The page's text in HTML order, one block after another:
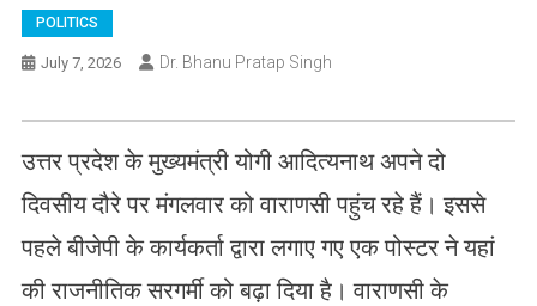
POLITICS
July 7, 2026 Dr. Bhanu Pratap Singh
उत्तर प्रदेश के मुख्यमंत्री योगी आदित्यनाथ अपने दो
दिवसीय दौरे पर मंगलवार को वाराणसी पहुंच रहे हैं। इससे
पहले बीजेपी के कार्यकर्ता द्वारा लगाए गए एक पोस्टर ने यहां
की राजनीतिक सरगर्मी को बढ़ा दिया है। वाराणसी के